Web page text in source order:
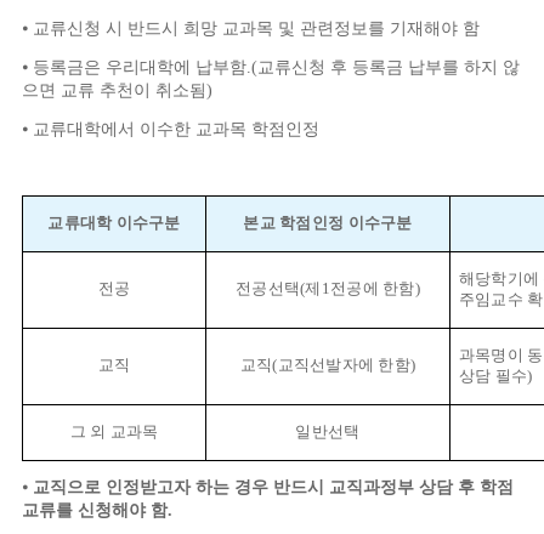
⦁ 교류신청 시 반드시 희망 교과목 및 관련정보를 기재해야 함
⦁ 등록금은 우리대학에 납부함.(교류신청 후 등록금 납부를 하지 않
으면 교류 추천이 취소됨)
⦁ 교류대학에서 이수한 교과목 학점인정
교류대학 이수구분 본교 학점인정 이수구분
전공 전공선택(제 1전공에 한함)
해당학기에
주임교수
교직 교직(교직선발자에 한함)
과목명이
상담 필수)
그 외 교과목 일반선택
⦁ 교직으로 인정받고자 하는 경우 반드시 교직과정부 상담 후 학점
교류를 신청해야 함.